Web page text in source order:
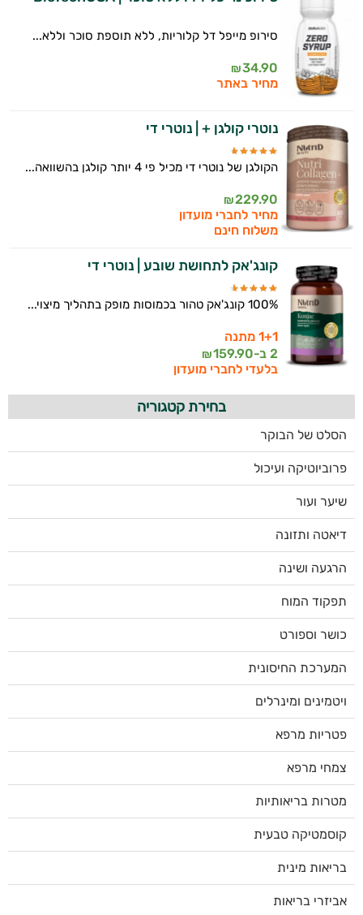
סירופ מייפל דל קלוריות, ללא תוספת סוכר וללא...
34.90
₪
מחיר באתר
נוטרי קולגן + | נוטרי די
הקולגן של נוטרי די מכיל פי 4 יותר קולגן בהשוואה...
229.90
₪
מחיר לחברי מועדון
משלוח חינם
קונג'אק לתחושת שובע | נוטרי די
100% קונג'אק טהור בכמוסות מופק בתהליך מיצוי...
1+1 מתנה
2 ב-
159.90
₪
בלעדי לחברי מועדון
בחירת קטגוריה
הסלט של הבוקר
פרוביוטיקה ועיכול
שיער ועור
דיאטה ותזונה
הרגעה ושינה
תפקוד המוח
כושר וספורט
המערכת החיסונית
ויטמינים ומינרלים
פטריות מרפא
צמחי מרפא
מטרות בריאותיות
קוסמטיקה טבעית
בריאות מינית
אביזרי בריאות